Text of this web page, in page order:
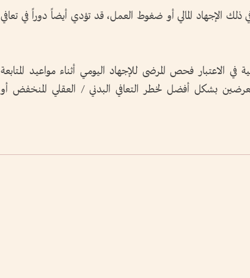
الإجهاد المالي أو ضغوط العمل، قد تؤدي أيضاً دوراً في تعافي
في الاعتبار فحص المرضى للإجهاد اليومي أثناء مواعيد المتابعة
بشكل أفضل لخطر التعافي البدني / العقلي المنخفض أو